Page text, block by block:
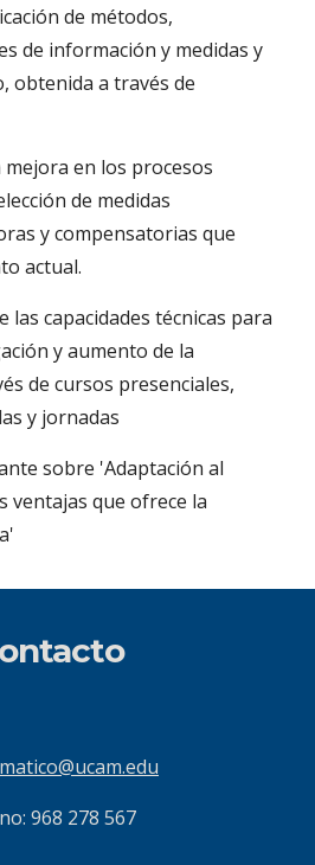
de métodos,
de información y medidas y
obtenida a través de
en los procesos
de medidas
y compensatorias que
actual.
las capacidades técnicas para
y aumento de la
de cursos presenciales,
y jornadas
sobre 'Adaptación al
ventajas que ofrece la
968 278 567